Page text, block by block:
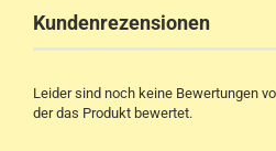
Kundenrezensionen
Leider sind noch keine Bewertungen
der das Produkt bewertet.